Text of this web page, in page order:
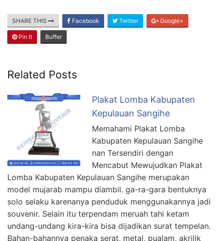
SHARE THIS Facebook Twitter Google+
Pin It Buffer
Related Posts
Plakat Lomba Kabupaten
Kepulauan Sangihe
Memahami Plakat Lomba
Kabupaten Kepulauan Sangihe
nan Tersendiri dengan
Mencabut Mewujudkan Plakat
Lomba Kabupaten Kepulauan Sangihe merupakan
model mujarab mampu diambil. ga-ra-gara bentuknya
solo selaku karenanya penduduk menggunakannya jadi
souvenir. Selain itu terpendam meruah tahi ketam
undang-undang kira-kira bisa dijadikan surat tempelan.
Bahan-bahannya penaka serat, metal, pualam, akrilik